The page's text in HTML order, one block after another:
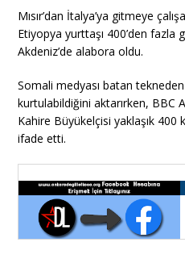
Mısır’dan İtalya’ya gitmeye
Etiyopya yurttaşı 400’den fazla
Akdeniz’de alabora oldu.
Somali medyası batan
kurtulabildiğini aktarırken, BBC
Kahire Büyükelçisi yaklaşık
ifade etti.